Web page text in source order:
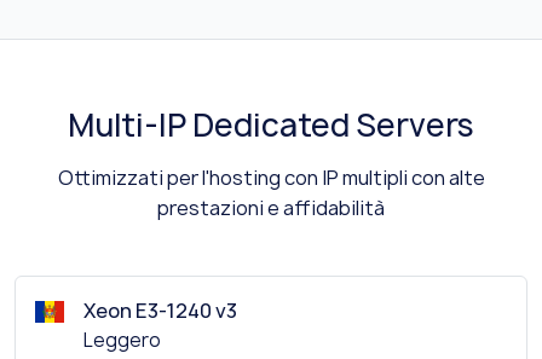
Multi-IP Dedicated Servers
Ottimizzati per l'hosting con IP multipli con alte
prestazioni e affidabilità
Xeon E3-1240 v3
Leggero